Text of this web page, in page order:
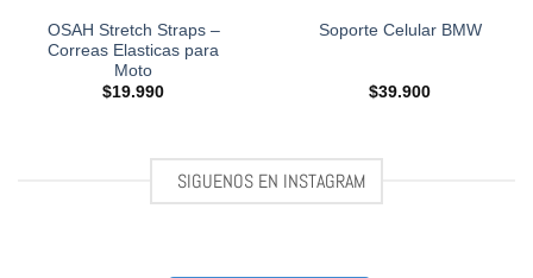
OSAH Stretch Straps –
Correas Elasticas para
Moto
$19.990
Soporte Celular BMW
$39.900
SIGUENOS EN INSTAGRAM